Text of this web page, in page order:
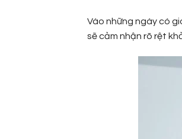
Vào những ngày có
sẽ cảm nhận rõ rệt